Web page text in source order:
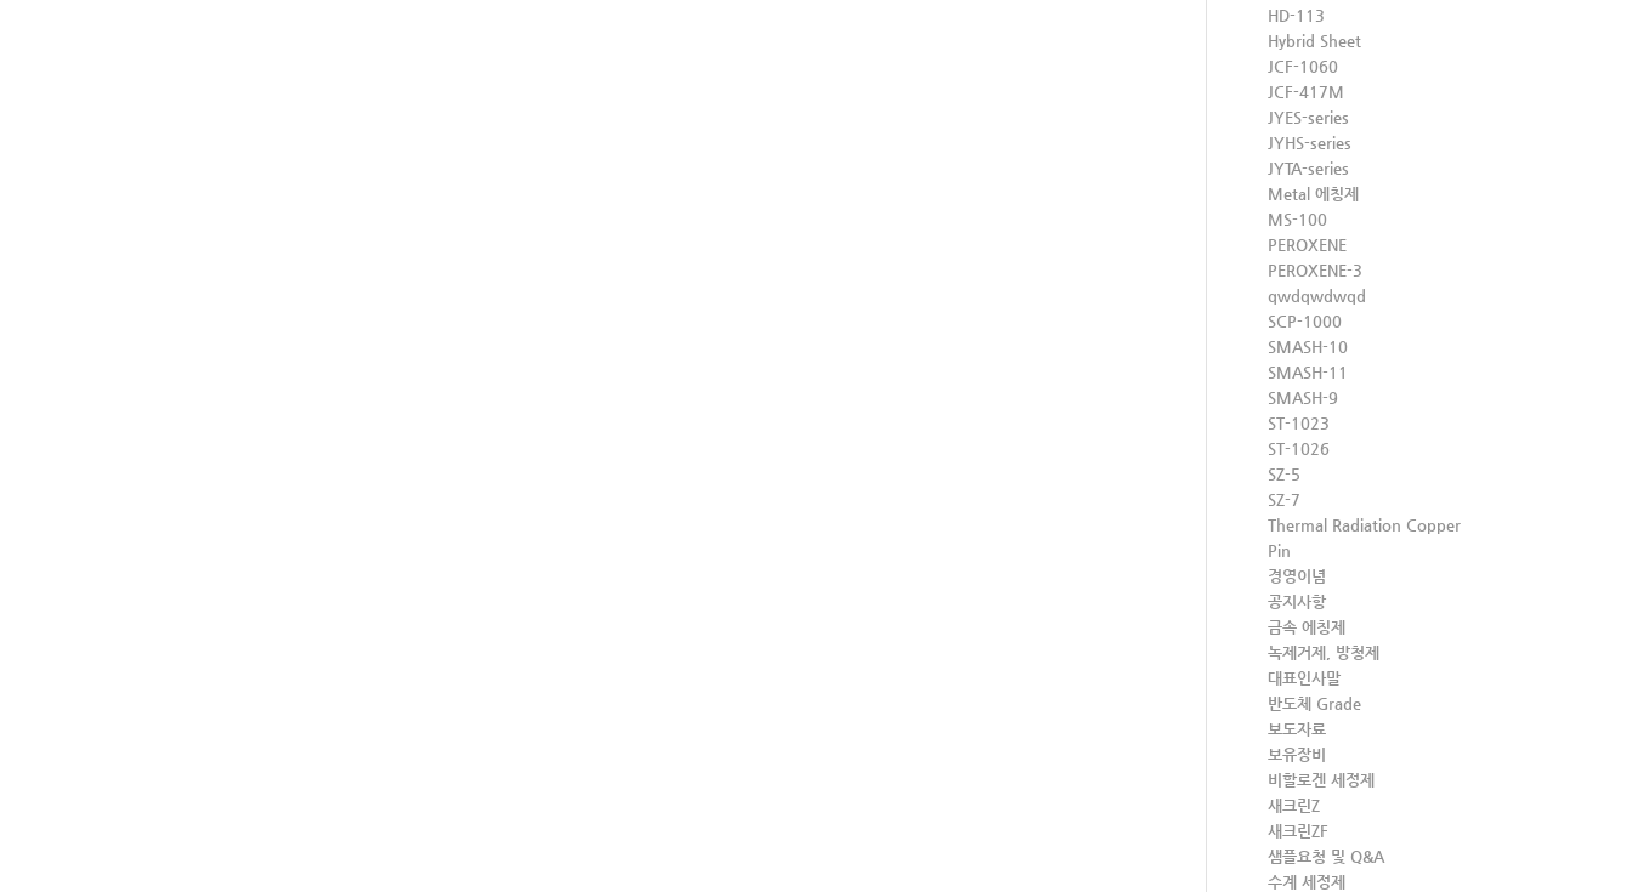
HD-113
Hybrid Sheet
JCF-1060
JCF-417M
JYES-series
JYHS-series
JYTA-series
Metal 에칭제
MS-100
PEROXENE
PEROXENE-3
qwdqwdwqd
SCP-1000
SMASH-10
SMASH-11
SMASH-9
ST-1023
ST-1026
SZ-5
SZ-7
Thermal Radiation Copper
Pin
경영이념
공지사항
금속 에칭제
녹제거제, 방청제
대표인사말
반도체 Grade
보도자료
보유장비
비할로겐 세정제
새크린Z
새크린ZF
샘플요청 및 Q&A
수계 세정제